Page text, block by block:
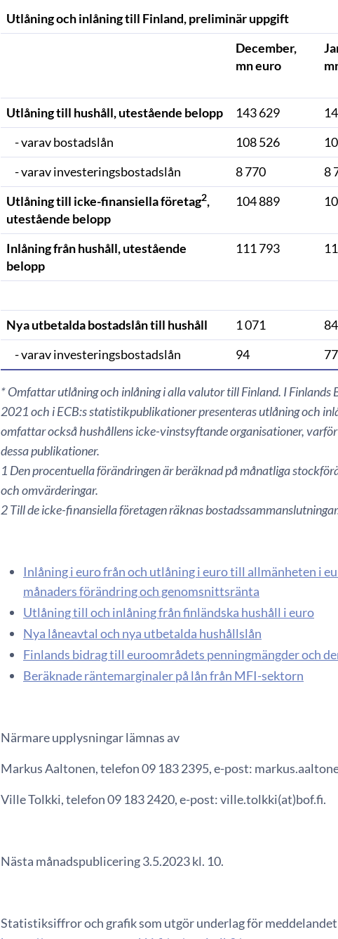
Utlåning och inlåning till Finland, preliminär uppgift
December,
mn euro
Utlåning till hushåll, utestående belopp 143 629
- varav bostadslån
108 526
- varav investeringsbostadslån
8 770 8
Utlåning till icke-finansiella företag2,
utestående belopp
104 889
Inlåning från hushåll, utestående
belopp
111 793
Nya utbetalda bostadslån till hushåll 1 071
- varav investeringsbostadslån
94 77
* Omfattar utlåning och inlåning i alla valutor till Finland. I
2021 och i ECB:s statistikpublikationer presenteras utlåning och
omfattar också hushållens icke-vinstsyftande organisationer,
dessa publikationer.
1 Den procentuella förändringen är beräknad på månatliga
och omvärderingar.
2 Till de icke-finansiella företagen räknas
Inlåning i euro från och utlåning i euro till allmänheten i
månaders förändring och genomsnittsränta
Utlåning till och inlåning från finländska hushåll i euro
Nya låneavtal och nya utbetalda hushållslån
Finlands bidrag till euroområdets penningmängder och
Beräknade räntemarginaler på lån från MFI-sektorn
Närmare upplysningar lämnas av
Markus Aaltonen, telefon 09 183 2395, e-post:
Ville Tolkki, telefon 09 183 2420, e-post: ville.tolkki(at)bof.fi.
Nästa månadspublicering 3.5.2023 kl. 10.
Statistiksiffror och grafik som utgör underlag för meddelandet